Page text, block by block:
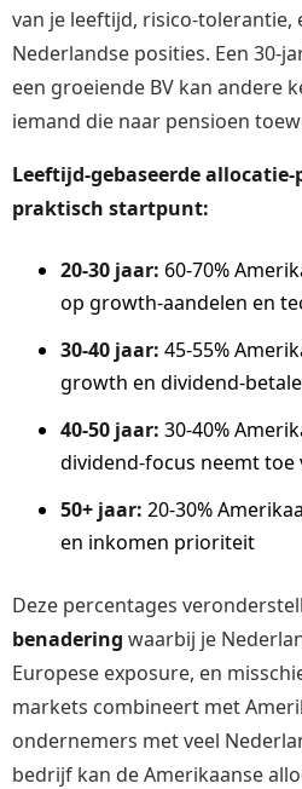
van je leeftijd, risico-tolerantie,
Nederlandse posities. Een 30-
een groeiende BV kan andere
iemand die naar pensioen
Leeftijd-gebaseerde
praktisch startpunt:
20-30 jaar: 60-70%
op growth-aandelen en
30-40 jaar: 45-55%
growth en dividend-
40-50 jaar: 30-40%
dividend-focus neemt
50+ jaar: 20-30%
en inkomen prioriteit
Deze percentages
benadering waarbij je
Europese exposure, en
markets combineert met
ondernemers met veel
bedrijf kan de Amerikaanse